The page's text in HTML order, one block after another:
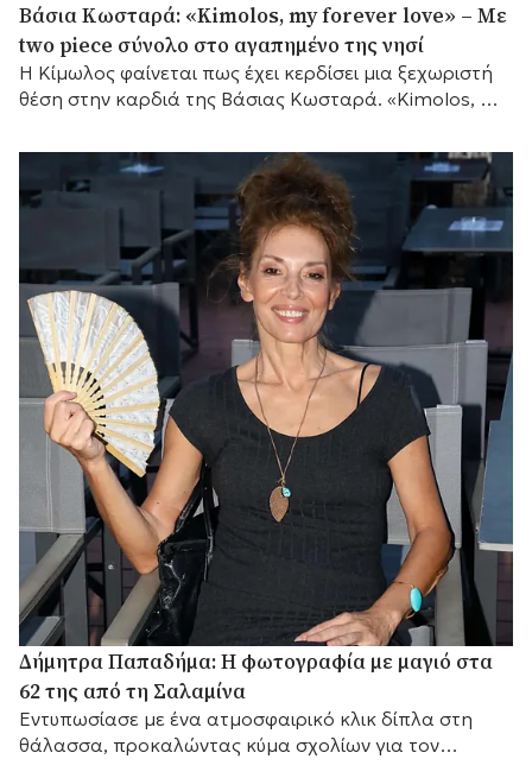
Βάσια Κωσταρά: «Kimolos, my forever love» – Με
two piece σύνολο στο αγαπημένο της νησί
Η Κίμωλος φαίνεται πως έχει κερδίσει μια ξεχωριστή
θέση στην καρδιά της Βάσιας Κωσταρά. «Kimolos, my
Δήμητρα Παπαδήμα: Η φωτογραφία με μαγιό στα
62 της από τη Σαλαμίνα
Εντυπωσίασε με ένα ατμοσφαιρικό κλικ δίπλα στη
θάλασσα, προκαλώντας κύμα σχολίων για τον